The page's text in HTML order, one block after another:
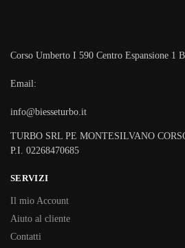
Corso Umberto I 590 Centro Espansione 1
Email:
info@biesseturbo.it
TURBO SRL PE MONTESILVANO
P.I. 02268470685
SERVIZI
Il mio Account
Aiuto al cliente
Contatti